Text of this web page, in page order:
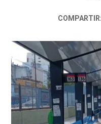
COMPARTIR: